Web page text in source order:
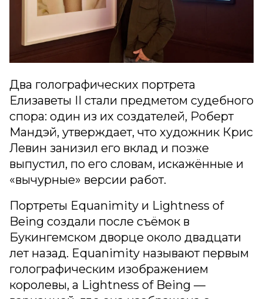
Два голографических портрета
Елизаветы II стали предметом судебного
спора: один из их создателей, Роберт
Мандэй, утверждает, что художник Крис
Левин занизил его вклад и позже
выпустил, по его словам, искажённые и
«вычурные» версии работ.
Портреты Equanimity и Lightness of
Being создали после съёмок в
Букингемском дворце около двадцати
лет назад. Equanimity называют первым
голографическим изображением
королевы, а Lightness of Being —